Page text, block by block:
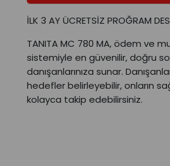
İLK 3 AY ÜCRETSİZ PROĞRAM
TANITA MC 780 MA, ödem ve
sistemiyle en güvenilir, doğru
danışanlarınıza sunar.
hedefler belirleyebilir, onların
kolayca takip edebilirsiniz.